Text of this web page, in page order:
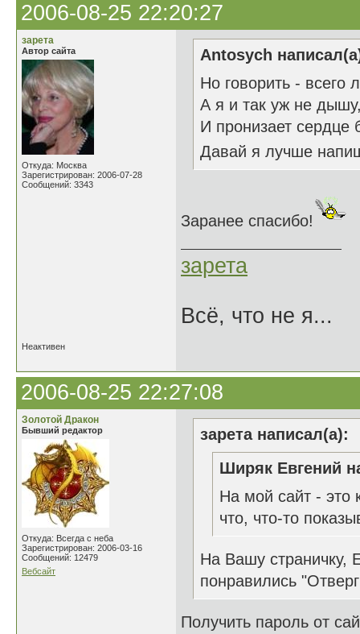
2006-08-25 22:20:27
зарета
Автор сайта
Откуда: Москва
Зарегистрирован: 2006-07-28
Сообщений: 3343
Antosych
Но говорить - всего
А я и так уж не
И пронизает сердце
Давай я лучше
Заранее спасибо!
зарета
Всё, что не я...
Неактивен
2006-08-25 22:27:08
Золотой Дракон
Бывший редактор
Откуда: Всегда с неба
Зарегистрирован: 2006-03-16
Сообщений: 12479
Вебсайт
зарета написал(а):
Ширяк Евгений
На мой сайт - это
что, что-то
На Вашу страничку,
понравились
Получить пароль от